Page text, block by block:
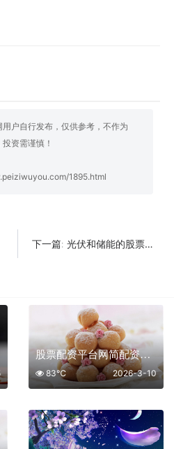
户自行发布，仅供参考，不作为
资需谨慎！
1895.html
下一篇: 光伏和储能的股票哪个好？无需过度质疑消纳
股票配资平台网简配资诊治：是“良药”还是“毒药”？深度剖析背后的风险与真相
2026-3-10
83℃